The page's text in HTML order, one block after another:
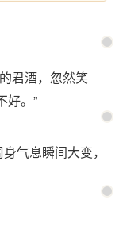
君酒，忽然笑
好。”
气息瞬间大变，